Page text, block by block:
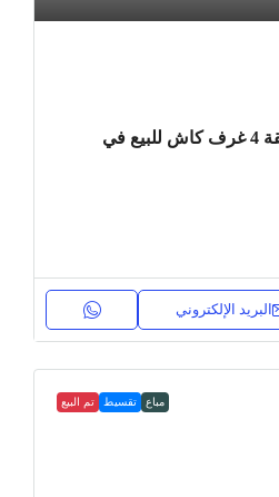
🏡 لا تفوّت الفرصة! شقة 4 غرف كاش للبيع في
البريد الإلكتروني
مباع تقسيط تم البيع